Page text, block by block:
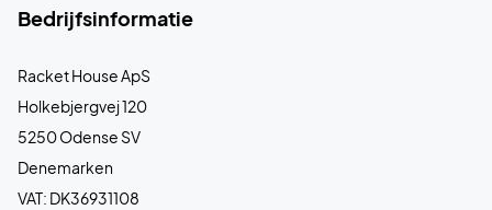
Bedrijfsinformatie
Racket House ApS
Holkebjergvej 120
5250 Odense SV
Denemarken
VAT: DK36931108